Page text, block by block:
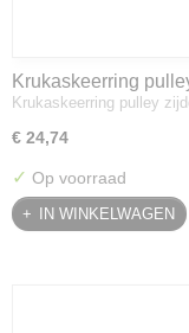
Krukaskeerring
Deere - 119934-
Krukaskeerring pulley
€ 24,74
✓ Op voorraad
IN WINKELWAGEN